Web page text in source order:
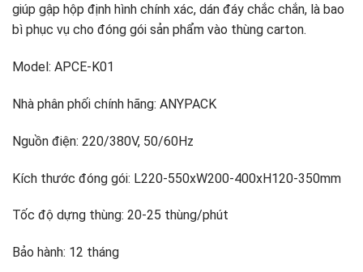
giúp gập hộp định hình chính xác, dán đáy chắc chắn, là bao
bì phục vụ cho đóng gói sản phẩm vào thùng carton.
Model: APCE-K01
Nhà phân phối chính hãng: ANYPACK
Nguồn điện: 220/380V, 50/60Hz
Kích thước đóng gói: L220-550xW200-400xH120-350mm
Tốc độ dựng thùng: 20-25 thùng/phút
Bảo hành: 12 tháng